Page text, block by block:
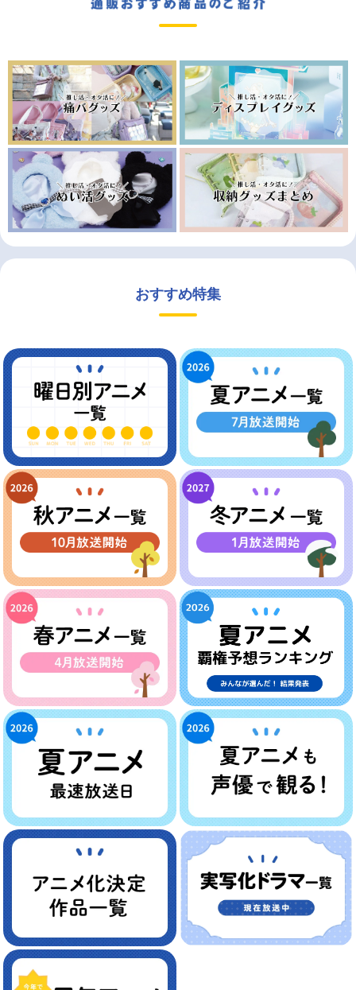
おすすめ特集